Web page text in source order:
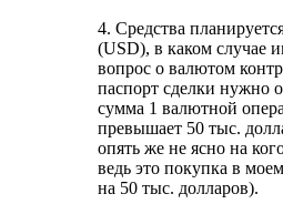
4. Средства
(USD), в каком случае
вопрос о валютом
паспорт сделки нужно
сумма 1 валютной
превышает 50 тыс.
опять же не ясно на
ведь это покупка в
на 50 тыс. долларов).